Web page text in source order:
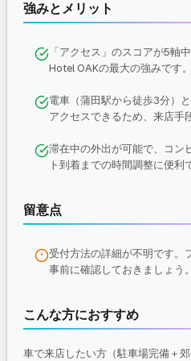
強みとメリット
「アクセス」のスコアが5軸
Hotel OAKの最大の強みです。
電車（蒲田駅から徒歩3分）
アクセスできるため、来店手
滞在中の外出が可能で、コン
ト到着までの時間調整に便利
留意点
受付方法の詳細が不明です。
事前に確認しておきましょう。
こんな方におすすめ
車で来店したい方（駐車場完備＋郊